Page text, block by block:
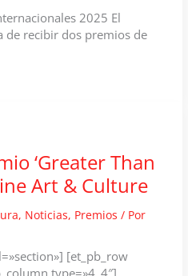
2025 El
de recibir dos premios de
‘Greater Than
Art & Culture
, Noticias, Premios / Por
[et_pb_row